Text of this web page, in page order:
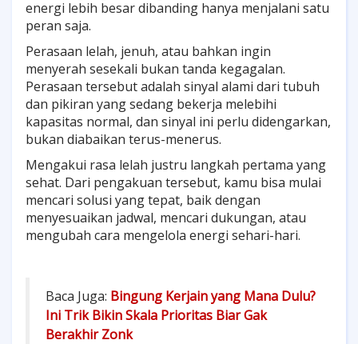
energi lebih besar dibanding hanya menjalani satu
peran saja.
Perasaan lelah, jenuh, atau bahkan ingin
menyerah sesekali bukan tanda kegagalan.
Perasaan tersebut adalah sinyal alami dari tubuh
dan pikiran yang sedang bekerja melebihi
kapasitas normal, dan sinyal ini perlu didengarkan,
bukan diabaikan terus-menerus.
Mengakui rasa lelah justru langkah pertama yang
sehat. Dari pengakuan tersebut, kamu bisa mulai
mencari solusi yang tepat, baik dengan
menyesuaikan jadwal, mencari dukungan, atau
mengubah cara mengelola energi sehari-hari.
Baca Juga: Bingung Kerjain yang Mana Dulu?
Ini Trik Bikin Skala Prioritas Biar Gak
Berakhir Zonk